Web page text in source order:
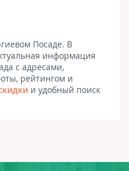
Посаде. В
информация
с адресами,
рейтингом и
и удобный поиск